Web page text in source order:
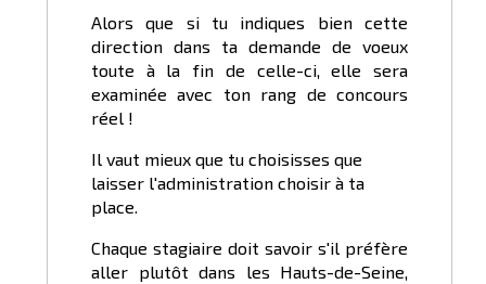
Alors que si tu indiques bien cette
direction dans ta demande de voeux
toute à la fin de celle-ci, elle sera
examinée avec ton rang de concours
réel !
Il vaut mieux que tu choisisses que
laisser l'administration choisir à ta
place.
Chaque stagiaire doit savoir s'il préfère
aller plutôt dans les Hauts-de-Seine,